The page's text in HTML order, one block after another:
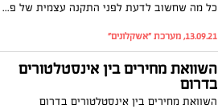
כל מה שחשוב לדעת לפני התקנה עצמית של פרגולה
13.09.21, מערכת "אשקלונים"
השוואת מחירים בין אינסטלטורים
בדרום
השוואת מחירים בין אינסטלטורים בדרום